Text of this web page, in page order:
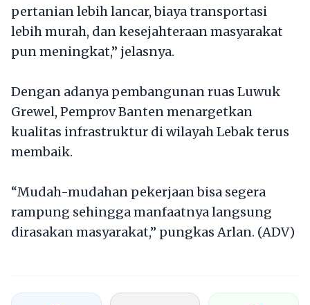
pertanian lebih lancar, biaya transportasi
lebih murah, dan kesejahteraan masyarakat
pun meningkat,” jelasnya.
Dengan adanya pembangunan ruas Luwuk
Grewel, Pemprov Banten menargetkan
kualitas infrastruktur di wilayah Lebak terus
membaik.
“Mudah-mudahan pekerjaan bisa segera
rampung sehingga manfaatnya langsung
dirasakan masyarakat,” pungkas Arlan. (ADV)